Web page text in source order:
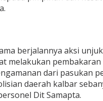
berjalannya aksi
melakukan pembakaran
dari pasukan
daerah kalbar
Dit Samapta.